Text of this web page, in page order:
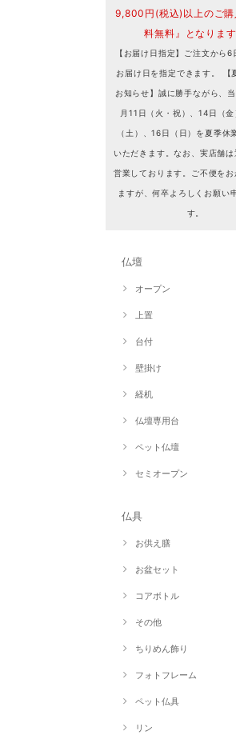
9,800円(税込)以上のご購
料無料』となります
【お届け日指定】ご注文から6
お届け日を指定できます。 【
お知らせ】誠に勝手ながら、
月11日（火・祝）、14日（金
（土）、16日（日）を夏季休
いただきます。なお、実店舗は
営業しております。ご不便をお
ますが、何卒よろしくお願い
す。
仏壇
オープン
上置
台付
壁掛け
経机
仏壇専用台
ペット仏壇
セミオープン
仏具
お供え膳
お盆セット
コアボトル
その他
ちりめん飾り
フォトフレーム
ペット仏具
リン